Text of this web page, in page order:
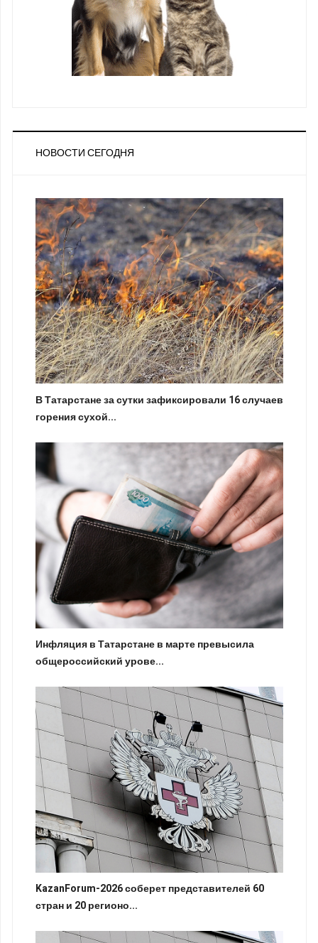
НОВОСТИ СЕГОДНЯ
В Татарстане за сутки зафиксировали 16 случаев
горения сухой...
Инфляция в Татарстане в марте превысила
общероссийский урове...
KazanForum-2026 соберет представителей 60
стран и 20 регионо...